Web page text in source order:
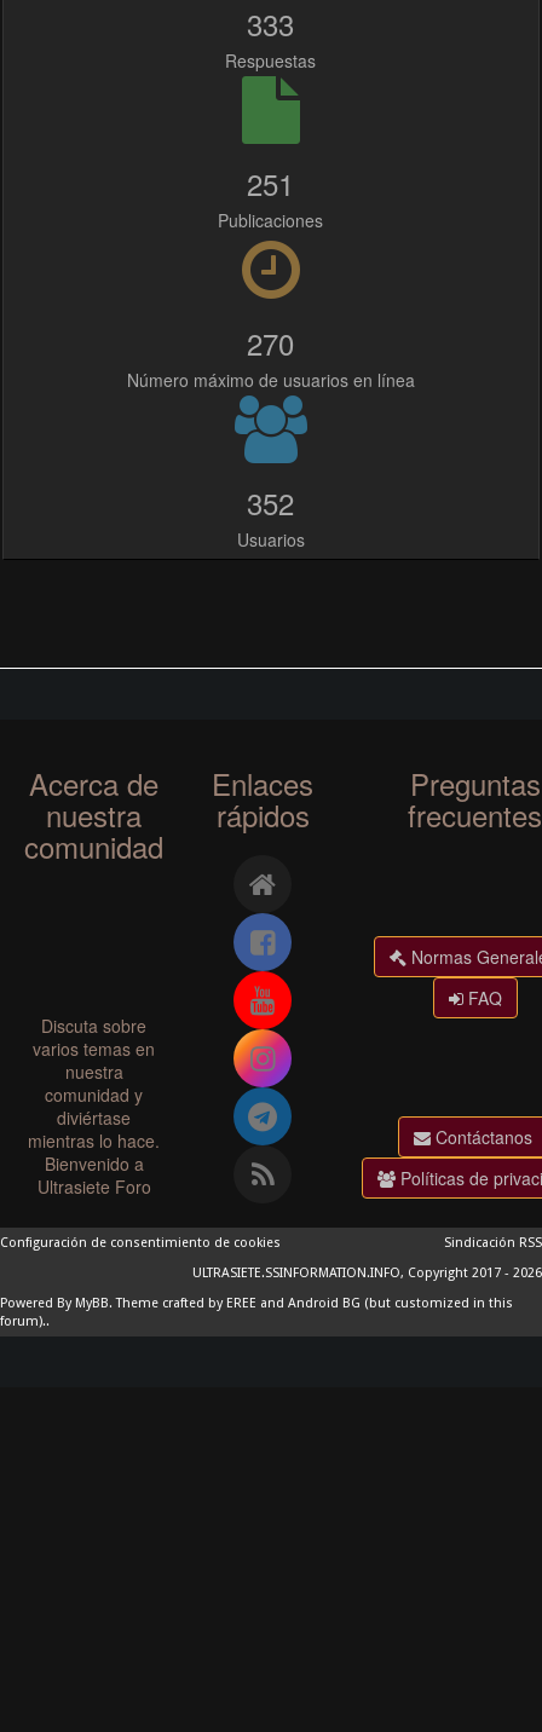
333
Respuestas
251
Publicaciones
270
Número máximo de usuarios en línea
352
Usuarios
Acerca de
nuestra
comunidad
Discuta sobre
varios temas en
nuestra
comunidad y
diviértase
mientras lo hace.
Bienvenido a
Ultrasiete Foro
Enlaces
rápidos
Preguntas
frecuentes
Normas
FAQ
Contáctanos
Políticas de
Sindicación RSS
Configuración de consentimiento de cookies
ULTRASIETE.SSINFORMATION.INFO, Copyright 2017 - 2026
Powered By MyBB.Theme crafted by EREE and Android BG (but customized in this
forum)..